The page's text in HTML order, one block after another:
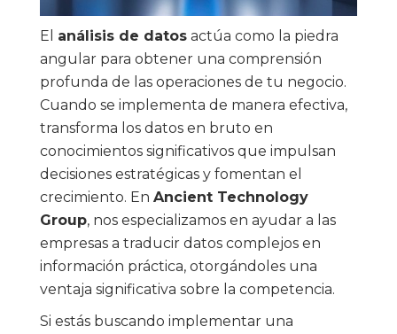
El análisis de datosactúa como la piedra
angular para obtener una comprensión
profunda de las operaciones de tu negocio.
Cuando se implementa de manera efectiva,
transforma los datos en bruto en
conocimientos significativos que impulsan
decisiones estratégicas y fomentan el
crecimiento. En Ancient Technology
Group, nos especializamos en ayudar a las
empresas a traducir datos complejos en
información práctica, otorgándoles una
ventaja significativa sobre la competencia.
Si estás buscando implementar una